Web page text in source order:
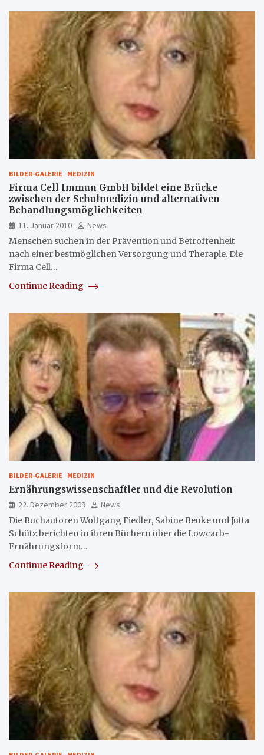
BILDER-GALERIE MEDIZIN
Firma Cell Immun GmbH bildet eine Brücke
zwischen der Schulmedizin und alternativen
Behandlungsmöglichkeiten
11. Januar 2010
News
Menschen suchen in der Prävention und Betroffenheit
nach einer bestmöglichen Versorgung und Therapie. Die
Firma Cell…
Continue Reading
BILDER-GALERIE MEDIZIN
Ernährungswissenschaftler und die Revolution
22. Dezember 2009
News
Die Buchautoren Wolfgang Fiedler, Sabine Beuke und Jutta
Schütz berichten in ihren Büchern über die Lowcarb-
Ernährungsform…
Continue Reading